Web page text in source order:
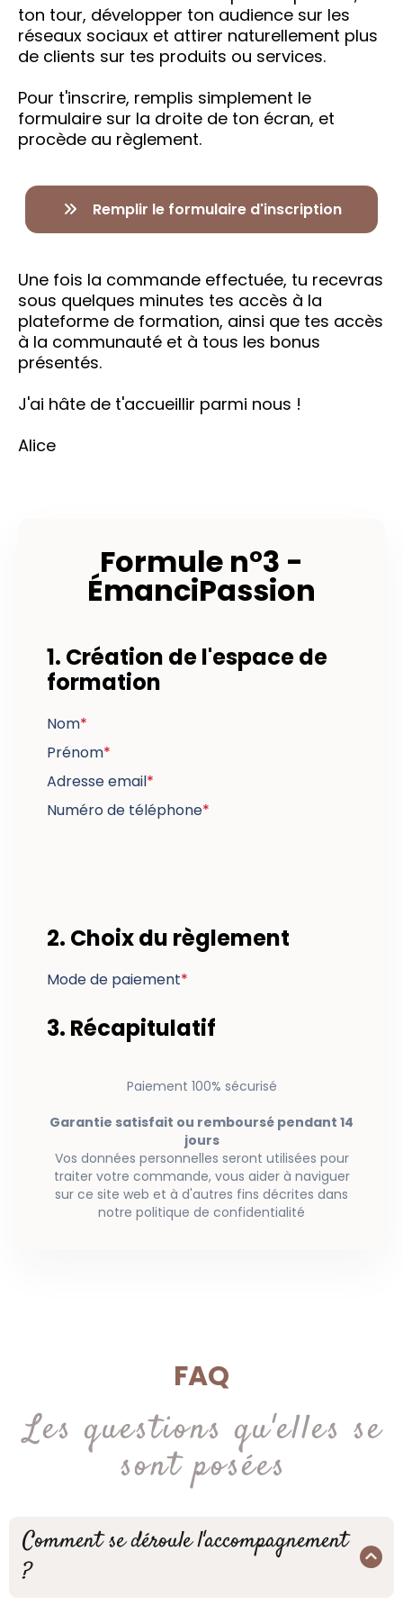
ton tour, développer ton audience sur les
réseaux sociaux et attirer naturellement plus
de clients sur tes produits ou services.
Pour t'inscrire, remplis simplement le
formulaire sur la droite de ton écran, et
procède au règlement.
Remplir le formulaire d'inscription
Une fois la commande effectuée, tu recevras
sous quelques minutes tes accès à la
plateforme de formation, ainsi que tes accès
à la communauté et à tous les bonus
présentés.
J'ai hâte de t'accueillir parmi nous !
Alice
Formule n°3 -
ÉmanciPassion
1. Création de l'espace de
formation
Nom*
Prénom*
Adresse email*
Numéro de téléphone*
2. Choix du règlement
Mode de paiement*
3. Récapitulatif
Paiement 100% sécurisé
Garantie satisfait ou remboursé pendant 14
jours
Vos données personnelles seront utilisées pour
traiter votre commande, vous aider à naviguer
sur ce site web et à d'autres fins décrites dans
notre politique de confidentialité
FAQ
Les questions qu'elles se
sont posées
Comment se déroule l'accompagnement
?